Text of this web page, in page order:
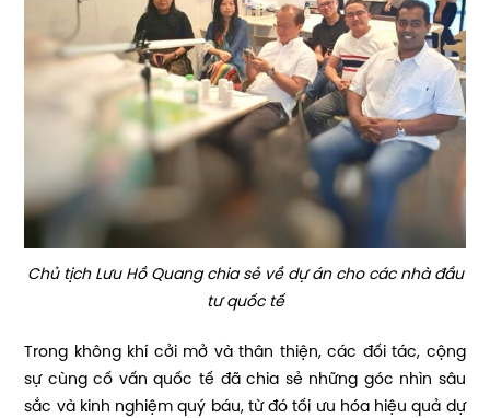
Chủ tịch Lưu Hồ Quang chia sẻ về dự án cho các nhà đầu
tư quốc tế
Trong không khí cởi mở và thân thiện, các đối tác, cộng
sự cùng cố vấn quốc tế đã chia sẻ những góc nhìn sâu
sắc và kinh nghiệm quý báu, từ đó tối ưu hóa hiệu quả dự